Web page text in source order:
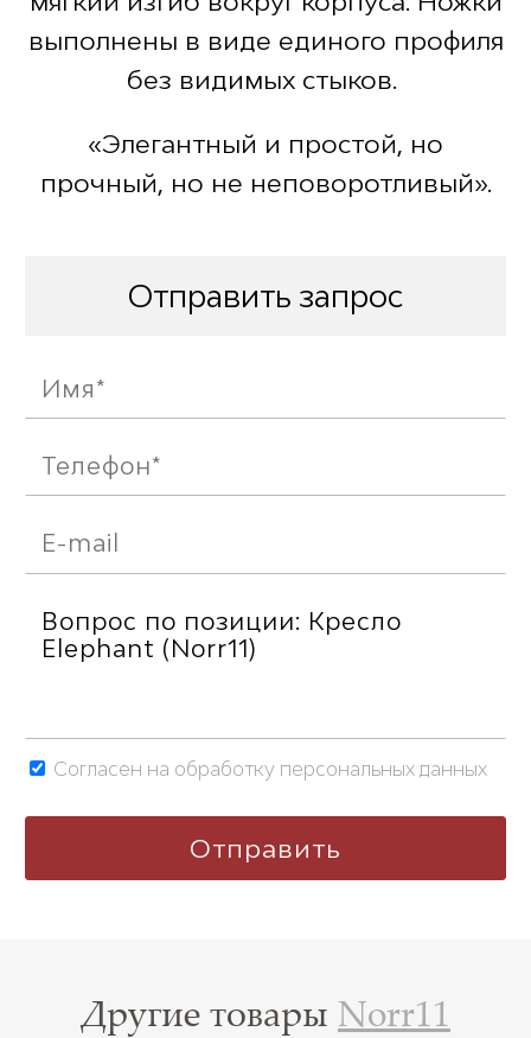
выполнены в виде единого профиля
без видимых стыков.
«Элегантный и простой, но
прочный, но не неповоротливый».
Отправить запрос
Согласен на обработку персональных данных
Другие товары Norr11